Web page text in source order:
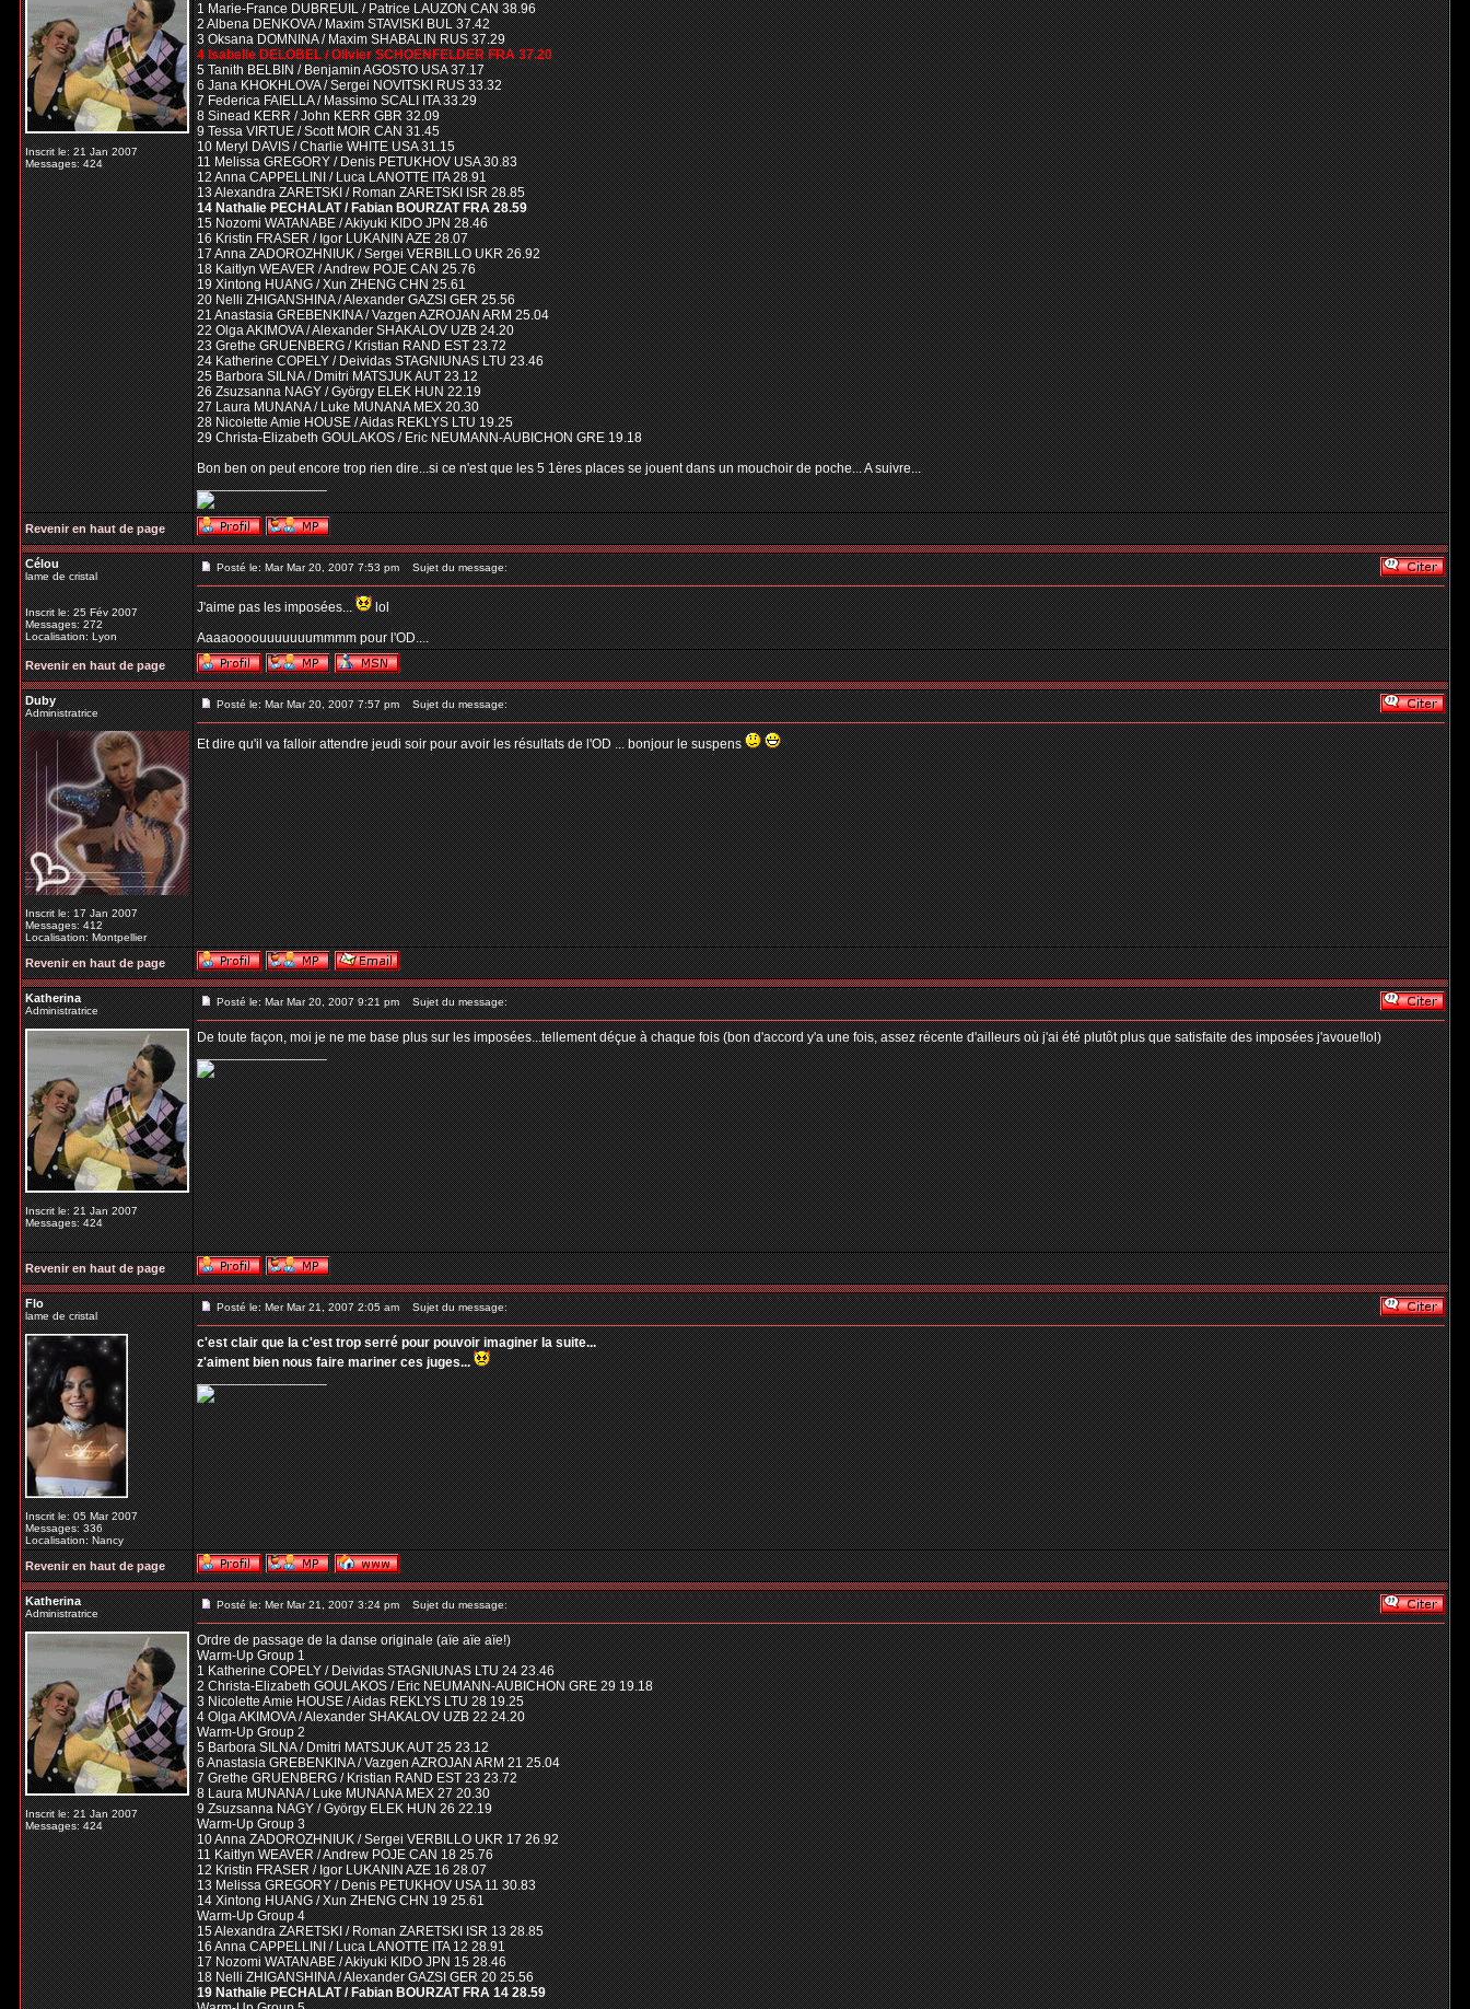
Inscrit le: 21 Jan 2007
Messages: 424
1 Marie-France DUBREUIL / Patrice LAUZON CAN 38.96
2 Albena DENKOVA / Maxim STAVISKI BUL 37.42
3 Oksana DOMNINA / Maxim SHABALIN RUS 37.29
4 Isabelle DELOBEL / Olivier SCHOENFELDER FRA 37.20
5 Tanith BELBIN / Benjamin AGOSTO USA 37.17
6 Jana KHOKHLOVA / Sergei NOVITSKI RUS 33.32
7 Federica FAIELLA / Massimo SCALI ITA 33.29
8 Sinead KERR / John KERR GBR 32.09
9 Tessa VIRTUE / Scott MOIR CAN 31.45
10 Meryl DAVIS / Charlie WHITE USA 31.15
11 Melissa GREGORY / Denis PETUKHOV USA 30.83
12 Anna CAPPELLINI / Luca LANOTTE ITA 28.91
13 Alexandra ZARETSKI / Roman ZARETSKI ISR 28.85
14 Nathalie PECHALAT / Fabian BOURZAT FRA 28.59
15 Nozomi WATANABE / Akiyuki KIDO JPN 28.46
16 Kristin FRASER / Igor LUKANIN AZE 28.07
17 Anna ZADOROZHNIUK / Sergei VERBILLO UKR 26.92
18 Kaitlyn WEAVER / Andrew POJE CAN 25.76
19 Xintong HUANG / Xun ZHENG CHN 25.61
20 Nelli ZHIGANSHINA / Alexander GAZSI GER 25.56
21 Anastasia GREBENKINA / Vazgen AZROJAN ARM 25.04
22 Olga AKIMOVA / Alexander SHAKALOV UZB 24.20
23 Grethe GRUENBERG / Kristian RAND EST 23.72
24 Katherine COPELY / Deividas STAGNIUNAS LTU 23.46
25 Barbora SILNA / Dmitri MATSJUK AUT 23.12
26 Zsuzsanna NAGY / György ELEK HUN 22.19
27 Laura MUNANA / Luke MUNANA MEX 20.30
28 Nicolette Amie HOUSE / Aidas REKLYS LTU 19.25
29 Christa-Elizabeth GOULAKOS / Eric NEUMANN-AUBICHON GRE 19.18
Bon ben on peut encore trop rien dire...si ce n'est que les 5 1ères places se jouent dans un mouchoir de poche... A suivre...
_________________
Revenir en haut de page
Célou
lame de cristal
Inscrit le: 25 Fév 2007
Messages: 272
Localisation: Lyon
Posté le: Mar Mar 20, 2007 7:53 pm Sujet du message:
J'aime pas les imposées...
lol
Aaaaoooouuuuuuummmm pour l'OD....
Revenir en haut de page
Duby
Administratrice
Inscrit le: 17 Jan 2007
Messages: 412
Localisation: Montpellier
Posté le: Mar Mar 20, 2007 7:57 pm Sujet du message:
Et dire qu'il va falloir attendre jeudi soir pour avoir les résultats de l'OD ... bonjour le suspens
Revenir en haut de page
Katherina
Administratrice
Inscrit le: 21 Jan 2007
Messages: 424
Posté le: Mar Mar 20, 2007 9:21 pm Sujet du message:
De toute façon, moi je ne me base plus sur les imposées...tellement déçue à chaque fois (bon d'accord y'a une fois, assez récente d'ailleurs où j'ai été plutôt plus que satisfaite des imposées j'avoue!lol)
_________________
Revenir en haut de page
Flo
lame de cristal
Inscrit le: 05 Mar 2007
Messages: 336
Localisation: Nancy
Posté le: Mer Mar 21, 2007 2:05 am Sujet du message:
c'est clair que la c'est trop serré pour pouvoir imaginer la suite...
z'aiment bien nous faire mariner ces juges...
_________________
Revenir en haut de page
Katherina
Administratrice
Inscrit le: 21 Jan 2007
Messages: 424
Posté le: Mer Mar 21, 2007 3:24 pm Sujet du message:
Ordre de passage de la danse originale (aïe aïe aïe!)
Warm-Up Group 1
1 Katherine COPELY / Deividas STAGNIUNAS LTU 24 23.46
2 Christa-Elizabeth GOULAKOS / Eric NEUMANN-AUBICHON GRE 29 19.18
3 Nicolette Amie HOUSE / Aidas REKLYS LTU 28 19.25
4 Olga AKIMOVA / Alexander SHAKALOV UZB 22 24.20
Warm-Up Group 2
5 Barbora SILNA / Dmitri MATSJUK AUT 25 23.12
6 Anastasia GREBENKINA / Vazgen AZROJAN ARM 21 25.04
7 Grethe GRUENBERG / Kristian RAND EST 23 23.72
8 Laura MUNANA / Luke MUNANA MEX 27 20.30
9 Zsuzsanna NAGY / György ELEK HUN 26 22.19
Warm-Up Group 3
10 Anna ZADOROZHNIUK / Sergei VERBILLO UKR 17 26.92
11 Kaitlyn WEAVER / Andrew POJE CAN 18 25.76
12 Kristin FRASER / Igor LUKANIN AZE 16 28.07
13 Melissa GREGORY / Denis PETUKHOV USA 11 30.83
14 Xintong HUANG / Xun ZHENG CHN 19 25.61
Warm-Up Group 4
15 Alexandra ZARETSKI / Roman ZARETSKI ISR 13 28.85
16 Anna CAPPELLINI / Luca LANOTTE ITA 12 28.91
17 Nozomi WATANABE / Akiyuki KIDO JPN 15 28.46
18 Nelli ZHIGANSHINA / Alexander GAZSI GER 20 25.56
19 Nathalie PECHALAT / Fabian BOURZAT FRA 14 28.59